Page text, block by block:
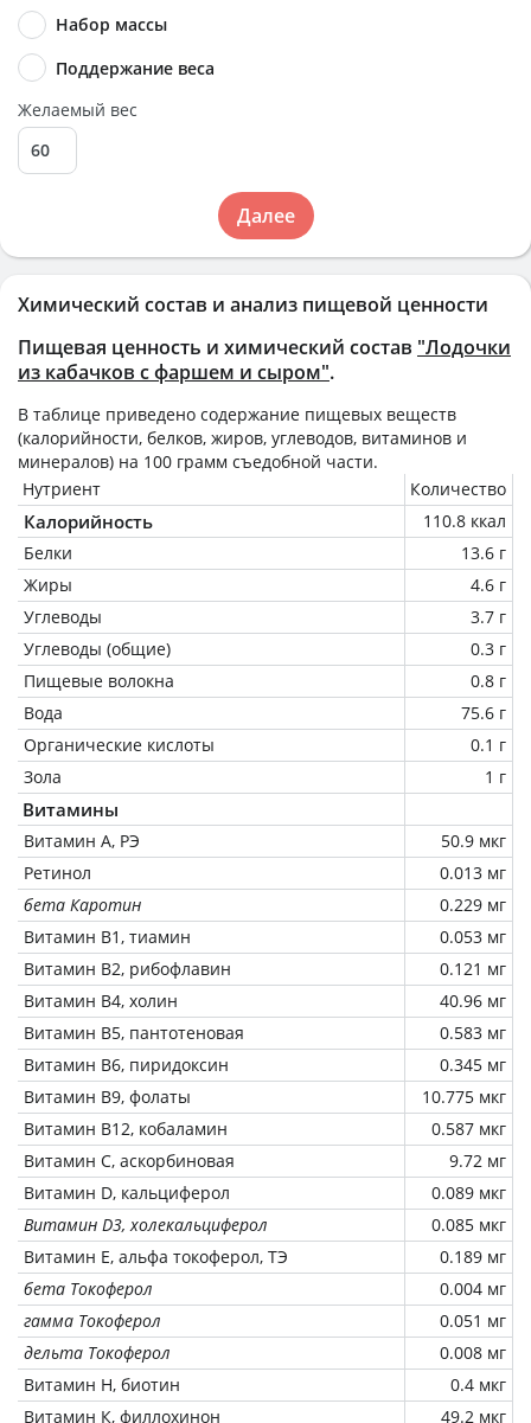
Химический состав и анализ пищевой ценности
Пищевая ценность и химический состав "Лодочки
из кабачков с фаршем и сыром".
В таблице приведено содержание пищевых веществ
(калорийности, белков, жиров, углеводов, витаминов и
минералов) на 100 грамм съедобной части.
Нутриент
Количество
Калорийность
110.8 ккал
Белки
13.6 г
Жиры
4.6 г
Углеводы
3.7 г
Углеводы (общие)
0.3 г
Пищевые волокна
0.8 г
Вода
75.6 г
Органические кислоты
0.1 г
Зола
1 г
Витамины
Витамин А, РЭ
50.9 мкг
Ретинол
0.013 мг
бета Каротин
0.229 мг
Витамин В1, тиамин
0.053 мг
Витамин В2, рибофлавин
0.121 мг
Витамин В4, холин
40.96 мг
Витамин В5, пантотеновая
0.583 мг
Витамин В6, пиридоксин
0.345 мг
Витамин В9, фолаты
10.775 мкг
Витамин В12, кобаламин
0.587 мкг
Витамин C, аскорбиновая
9.72 мг
Витамин D, кальциферол
0.089 мкг
Витамин D3, холекальциферол
0.085 мкг
Витамин Е, альфа токоферол, ТЭ
0.189 мг
бета Токоферол
0.004 мг
гамма Токоферол
0.051 мг
дельта Токоферол
0.008 мг
Витамин Н, биотин
0.4 мкг
Витамин К, филлохинон
49.2 мкг
Набор массы
Поддержание веса
Желаемый вес
Далее